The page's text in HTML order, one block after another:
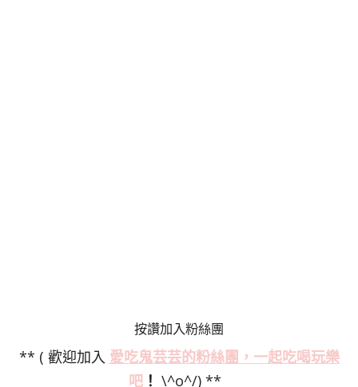
按讚加入粉絲團
** ( 歡迎加入 愛吃鬼芸芸的粉絲團，一起吃喝玩樂
吧 ！ \^o^/) **